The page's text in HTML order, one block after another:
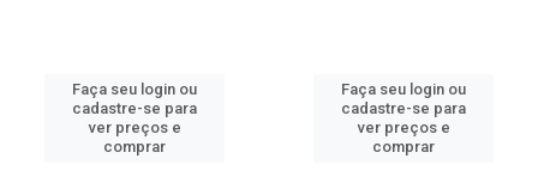
Faça seu login ou
cadastre-se para
ver preços e
comprar
Faça seu login ou
cadastre-se para
ver preços e
comprar